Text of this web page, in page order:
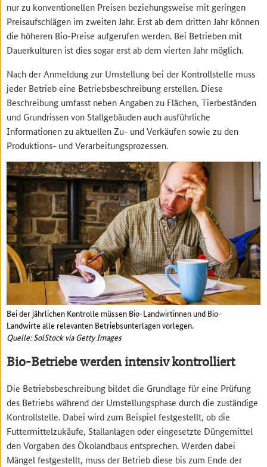
nur zu konventionellen Preisen beziehungsweise mit geringen
Preisaufschlägen im zweiten Jahr. Erst ab dem dritten Jahr können
die höheren Bio-Preise aufgerufen werden. Bei Betrieben mit
Dauerkulturen ist dies sogar erst ab dem vierten Jahr möglich.
Nach der Anmeldung zur Umstellung bei der Kontrollstelle muss
jeder Betrieb eine Betriebsbeschreibung erstellen. Diese
Beschreibung umfasst neben Angaben zu Flächen, Tierbeständen
und Grundrissen von Stallgebäuden auch ausführliche
Informationen zu aktuellen Zu- und Verkäufen sowie zu den
Produktions- und Verarbeitungsprozessen.
Bei der jährlichen Kontrolle müssen Bio-Landwirtinnen und Bio-
Landwirte alle relevanten Betriebsunterlagen vorlegen.
Quelle: SolStock via Getty Images
Bio-Betriebe werden intensiv kontrolliert
Die Betriebsbeschreibung bildet die Grundlage für eine Prüfung
des Betriebs während der Umstellungsphase durch die zuständige
Kontrollstelle. Dabei wird zum Beispiel festgestellt, ob die
Futtermittelzukäufe, Stallanlagen oder eingesetzte Düngemittel
den Vorgaben des Ökolandbaus entsprechen. Werden dabei
Mängel festgestellt, muss der Betrieb diese bis zum Ende der